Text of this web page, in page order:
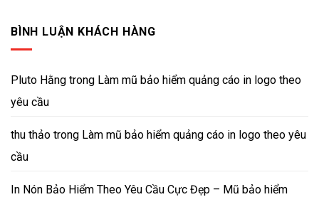
BÌNH LUẬN KHÁCH HÀNG
Pluto Hằng trong Làm mũ bảo hiểm quảng cáo in logo theo
yêu cầu
thu thảo trong Làm mũ bảo hiểm quảng cáo in logo theo yêu
cầu
In Nón Bảo Hiểm Theo Yêu Cầu Cực Đẹp – Mũ bảo hiểm